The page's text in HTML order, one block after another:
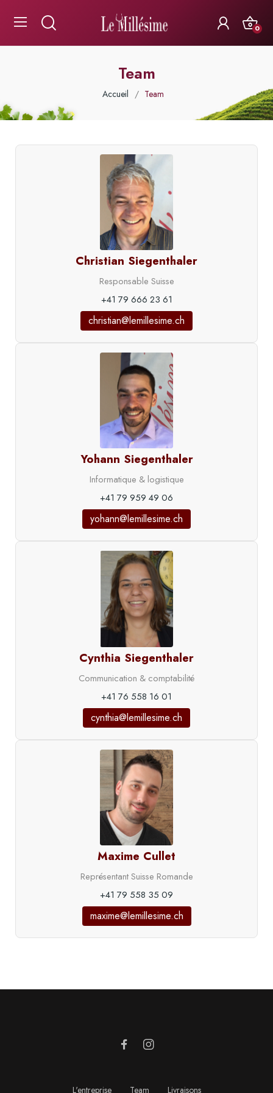
0
Team
Accueil Team
Christian Siegenthaler
Responsable Suisse
+41 79 666 23 61
christian@lemillesime.ch
Yohann Siegenthaler
Informatique & logistique
+41 79 959 49 06
yohann@lemillesime.ch
Cynthia Siegenthaler
Communication & comptabilité
+41 76 558 16 01
cynthia@lemillesime.ch
Maxime Cullet
Représentant Suisse Romande
+41 79 558 35 09
maxime@lemillesime.ch
L'entreprise Team Livraisons